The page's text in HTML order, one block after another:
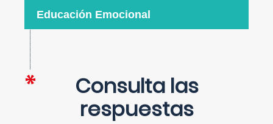
Educación Emocional
Consulta las
respuestas